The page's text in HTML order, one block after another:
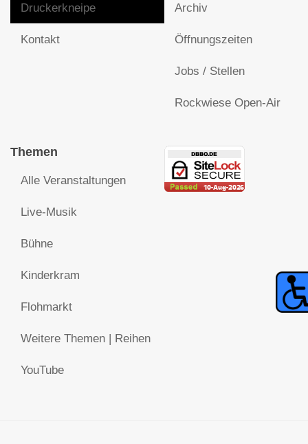
Druckerkneipe
Kontakt
Archiv
Öffnungszeiten
Jobs / Stellen
Rockwiese Open-Air
Themen
Alle Veranstaltungen
Live-Musik
Bühne
Kinderkram
Flohmarkt
Weitere Themen | Reihen
YouTube